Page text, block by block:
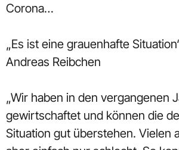
Corona…
„Es ist eine grauenhafte
Andreas Reibchen
„Wir haben in den vergangenen
gewirtschaftet und können die
Situation gut überstehen. Vielen